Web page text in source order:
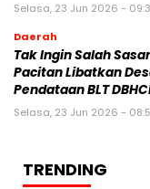
Selasa, 23 Jun 2026 -
Daerah
Tak Ingin Salah
Pacitan Libatkan
Pendataan BLT
Selasa, 23 Jun 2026 -
TRENDING